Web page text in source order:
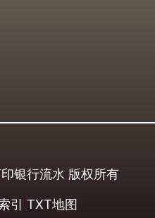
银行流水 版权所有
引 TXT地图